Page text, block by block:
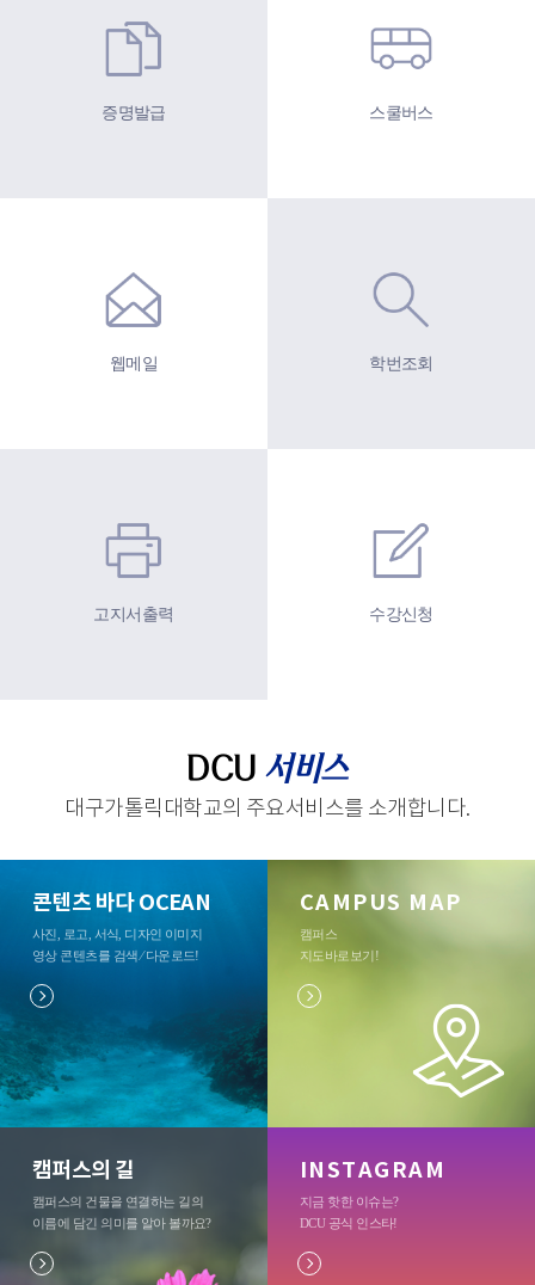
증명발급 스쿨버스
웹메일 학번조회
고지서출력 수강신청
DCU 서비스
대구가톨릭대학교의 주요서비스를 소개합니다.
콘텐츠 바다 OCEAN
사진, 로고, 서식, 디자인 이미지
영상 콘텐츠를 검색 ⁄ 다운로드!
캠퍼스의 길
캠퍼스의 건물을 연결하는 길의
이름에 담긴 의미를 알아 볼까요?
CAMPUS MAP
캠퍼스
지도바로보기!
INSTAGRAM
지금 핫한 이슈는?
DCU 공식 인스타!